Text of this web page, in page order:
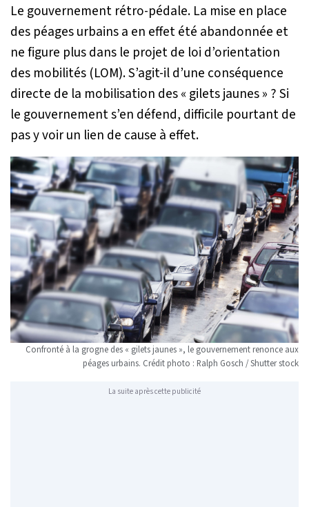
Le gouvernement rétro-pédale. La mise en place
des péages urbains a en effet été abandonnée et
ne figure plus dans le projet de loi d’orientation
des mobilités (LOM). S’agit-il d’une conséquence
directe de la mobilisation des « gilets jaunes » ? Si
le gouvernement s’en défend, difficile pourtant de
pas y voir un lien de cause à effet.
Confronté à la grogne des « gilets jaunes », le gouvernement renonce aux
péages urbains. Crédit photo : Ralph Gosch / Shutter stock
La suite après cette publicité